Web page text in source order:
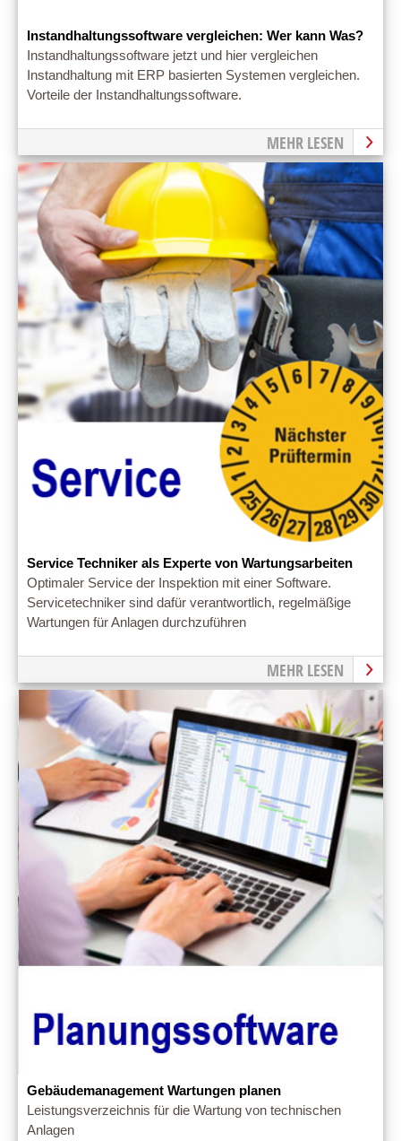
Instandhaltungssoftware vergleichen: Wer kann Was?
Instandhaltungssoftware jetzt und hier vergleichen
Instandhaltung mit ERP basierten Systemen vergleichen.
Vorteile der Instandhaltungssoftware.
MEHR LESEN
Service Techniker als Experte von Wartungsarbeiten
Optimaler Service der Inspektion mit einer Software.
Servicetechniker sind dafür verantwortlich, regelmäßige
Wartungen für Anlagen durchzuführen
MEHR LESEN
Gebäudemanagement Wartungen planen
Leistungsverzeichnis für die Wartung von technischen
Anlagen